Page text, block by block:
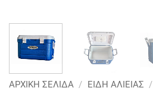
ΑΡΧΙΚΉ ΣΕΛΊΔΑ / ΕΙΔΗ ΑΛΙΕΙΑΣ /